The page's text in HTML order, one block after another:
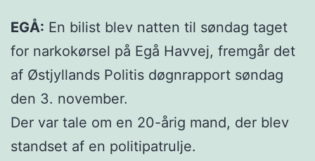
EGÅ: En bilist blev natten til søndag taget
for narkokørsel på Egå Havvej, fremgår det
af Østjyllands Politis døgnrapport søndag
den 3. november.
Der var tale om en 20-årig mand, der blev
standset af en politipatrulje.